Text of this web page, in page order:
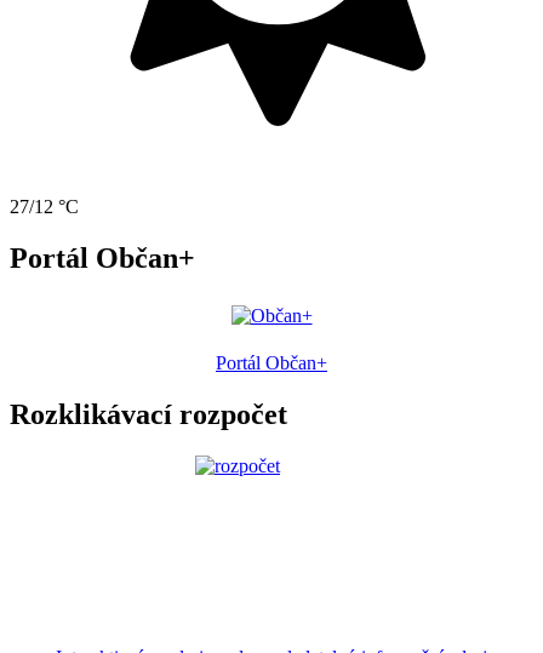
27/12 °C
Portál Občan+
Portál Občan+
Rozklikávací rozpočet